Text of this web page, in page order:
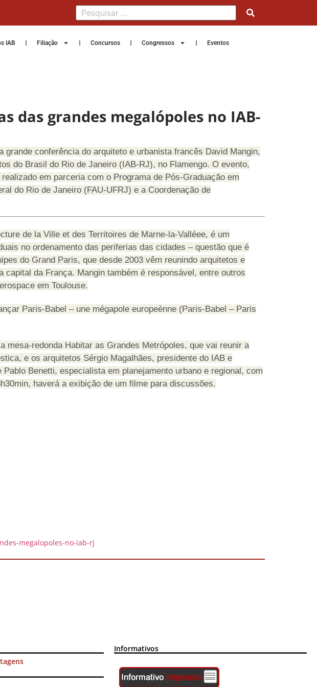
IAB Filiação Concursos Congressos Eventos
das grandes megalópoles no IAB-
conferência do arquiteto e urbanista francês David Mangin,
do Brasil do Rio de Janeiro (IAB-RJ), no Flamengo. O evento,
em parceria com o Programa de Pós-Graduação em
do Rio de Janeiro (FAU-UFRJ) e a Coordenação de
de la Ville et des Territoires de Marne-la-Valléee, é um
no ordenamento das periferias das cidades – questão que é
do Grand Paris, que desde 2003 vêm reunindo arquitetos e
da França. Mangin também é responsável, entre outros
em Toulouse.
Paris-Babel – une mégapole europeènne (Paris-Babel – Paris
mesa-redonda Habitar as Grandes Metrópoles, que vai reunir a
e os arquitetos Sérgio Magalhães, presidente do IAB e
Benetti, especialista em planejamento urbano e regional, com
haverá a exibição de um filme para discussões.
megalopoles-no-iab-rj
Informativos